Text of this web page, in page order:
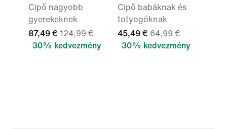
Cipő nagyobb
gyerekeknek
87,49 € 124,99 €
30% kedvezmény
Cipő babáknak és
totyogóknak
45,49 € 64,99 €
30% kedvezmény